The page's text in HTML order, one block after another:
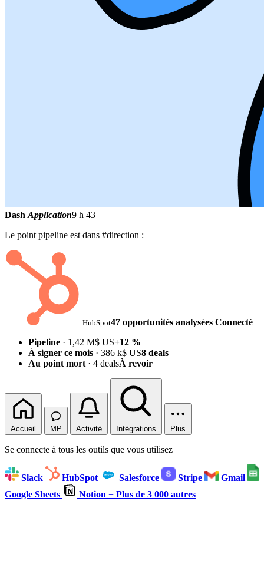
Dash Application9 h 43
Le point pipeline est dans #direction :
HubSpot47 opportunités analysées Connecté
Pipeline · 1,42 M$ US+12 %
À signer ce mois · 386 k$ US8 deals
Au point mort · 4 dealsÀ revoir
Accueil MP Activité Intégrations Plus
Se connecte à tous les outils que vous utilisez
Slack HubSpot Salesforce Stripe
Gmail
Google Sheets
Notion + Plus de 3 000 autres